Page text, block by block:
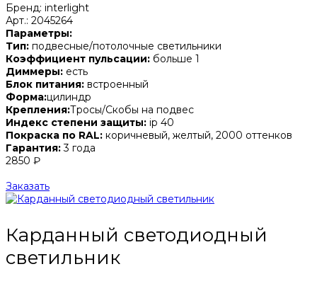
Бренд: interlight
Арт.: 2045264
Параметры:
Тип: подвесные/потолочные светильники
Коэффициент пульсации: больше 1
Диммеры: есть
Блок питания: встроенный
Форма:цилиндр
Крепления:Тросы/Скобы на подвес
Индекс степени защиты: ip 40
Покраска по RAL: коричневый, желтый, 2000 оттенков
Гарантия:3 года
2850 ₽
Заказать
Карданный светодиодный
светильник